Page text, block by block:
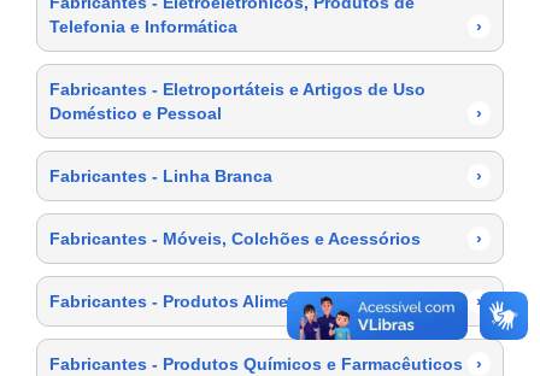
Telefonia e Informática
›
Fabricantes - Eletroportáteis e Artigos de Uso
Doméstico e Pessoal
›
Fabricantes - Linha Branca ›
Fabricantes - Móveis, Colchões e Acessórios ›
Fabricantes - Produtos Alimentícios ›
Fabricantes - Produtos Químicos e Farmacêuticos ›